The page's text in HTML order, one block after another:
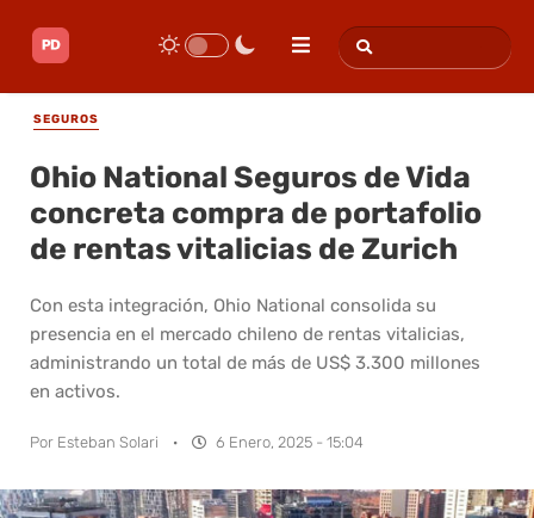
SEGUROS
Ohio National Seguros de Vida
concreta compra de portafolio
de rentas vitalicias de Zurich
Con esta integración, Ohio National consolida su
presencia en el mercado chileno de rentas vitalicias,
administrando un total de más de US$ 3.300 millones
en activos.
Por Esteban Solari · 6 Enero, 2025 - 15:04